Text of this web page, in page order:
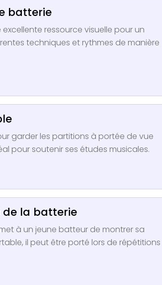
batterie
ressource visuelle pour un
techniques et rythmes de manière
garder les partitions à portée de vue
pour soutenir ses études musicales.
de la batterie
à un jeune batteur de montrer sa
il peut être porté lors de répétitions